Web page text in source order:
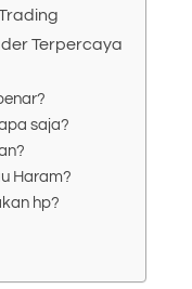
Terpercaya
saja?
Haram?
hp?